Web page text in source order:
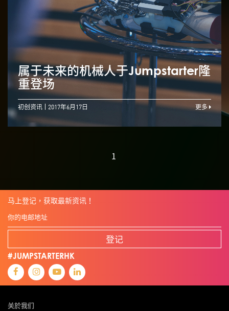
属于未来的机械人于Jumpstarter隆
重登场
初创资讯 2017年6月17日 更多
1
马上登记，获取最新资讯！
登记
#JUMPSTARTERHK
关於我们